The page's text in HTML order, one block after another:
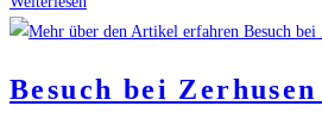
und
25.04.2024
Besuch bei